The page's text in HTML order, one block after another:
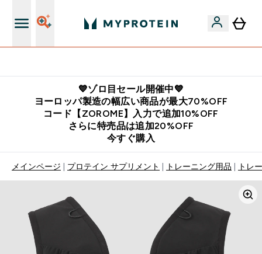
💙ゾロ目セール開催中💙
ヨーロッパ製造の幅広い商品が最大70%OFF
コード【ZOROME】入力で追加10%OFF
さらに特売品は追加20%OFF
今すぐ購入
メインページ プロテイン サプリメント トレーニング用品 トレ